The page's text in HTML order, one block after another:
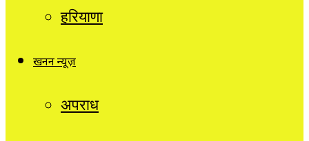
हरियाणा
खनन न्यूज़
अपराध